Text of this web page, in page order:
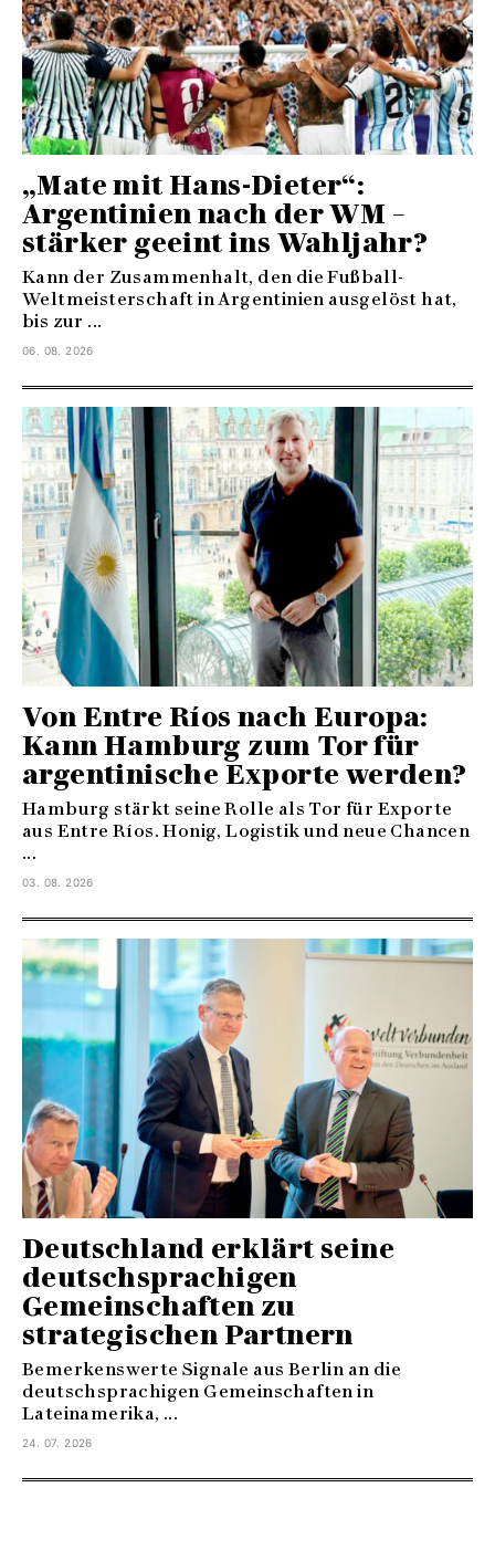
„Mate mit Hans-Dieter“:
Argentinien nach der WM –
stärker geeint ins Wahljahr?
Kann der Zusammenhalt, den die Fußball-
Weltmeisterschaft in Argentinien ausgelöst hat,
bis zur ...
06. 08. 2026
Von Entre Ríos nach Europa:
Kann Hamburg zum Tor für
argentinische Exporte werden?
Hamburg stärkt seine Rolle als Tor für Exporte
aus Entre Ríos. Honig, Logistik und neue Chancen
...
03. 08. 2026
Deutschland erklärt seine
deutschsprachigen
Gemeinschaften zu
strategischen Partnern
Bemerkenswerte Signale aus Berlin an die
deutschsprachigen Gemeinschaften in
Lateinamerika, ...
24. 07. 2026